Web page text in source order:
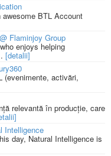
BTL Account
Flaminjoy Group
enjoys helping
[detalii]
(evenimente, activări,
relevantă în producție, care
Intelligence
day, Natural Intelligence is